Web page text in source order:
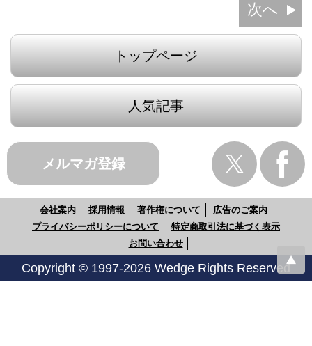
次へ
トップページ
人気記事
メルマガ登録
会社案内 採用情報 著作権について
広告のご案内
プライバシーポリシーについて
特定商取引法に基づく表示
お問い合わせ
Copyright © 1997-2026 Wedge Rights Reserved